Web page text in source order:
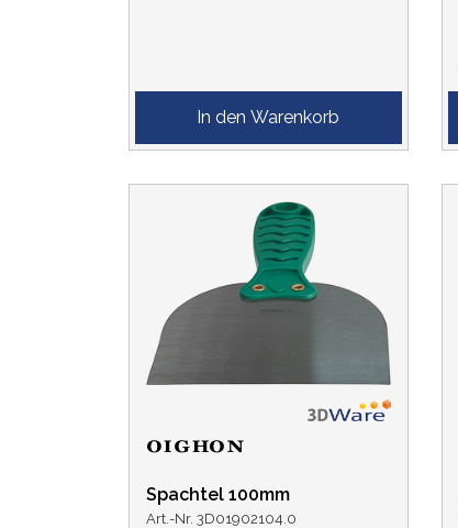
Spachtel 100mm
Art.-Nr. 3D01902104.0